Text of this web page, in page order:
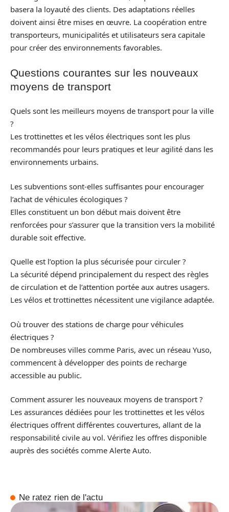
basera la loyauté des clients. Des adaptations réelles
doivent ainsi être mises en œuvre. La coopération entre
transporteurs, municipalités et utilisateurs sera capitale
pour créer des environnements favorables.
Questions courantes sur les nouveaux
moyens de transport
Quels sont les meilleurs moyens de transport pour la ville
?
Les trottinettes et les vélos électriques sont les plus
recommandés pour leurs pratiques et leur agilité dans les
environnements urbains.
Les subventions sont-elles suffisantes pour encourager
l’achat de véhicules écologiques ?
Elles constituent un bon début mais doivent être
renforcées pour s’assurer que la transition vers la mobilité
durable soit effective.
Quelle est l’option la plus sécurisée pour circuler ?
La sécurité dépend principalement du respect des règles
de circulation et de l’attention portée aux autres usagers.
Les vélos et trottinettes nécessitent une vigilance adaptée.
Où trouver des stations de charge pour véhicules
électriques ?
De nombreuses villes comme Paris, avec un réseau Yuso,
commencent à développer des points de recharge
accessible au public.
Comment assurer les nouveaux moyens de transport ?
Les assurances dédiées pour les trottinettes et les vélos
électriques offrent différentes couvertures, allant de la
responsabilité civile au vol. Vérifiez les offres disponible
auprès des sociétés comme Alerte Auto.
Ne ratez rien de l'actu